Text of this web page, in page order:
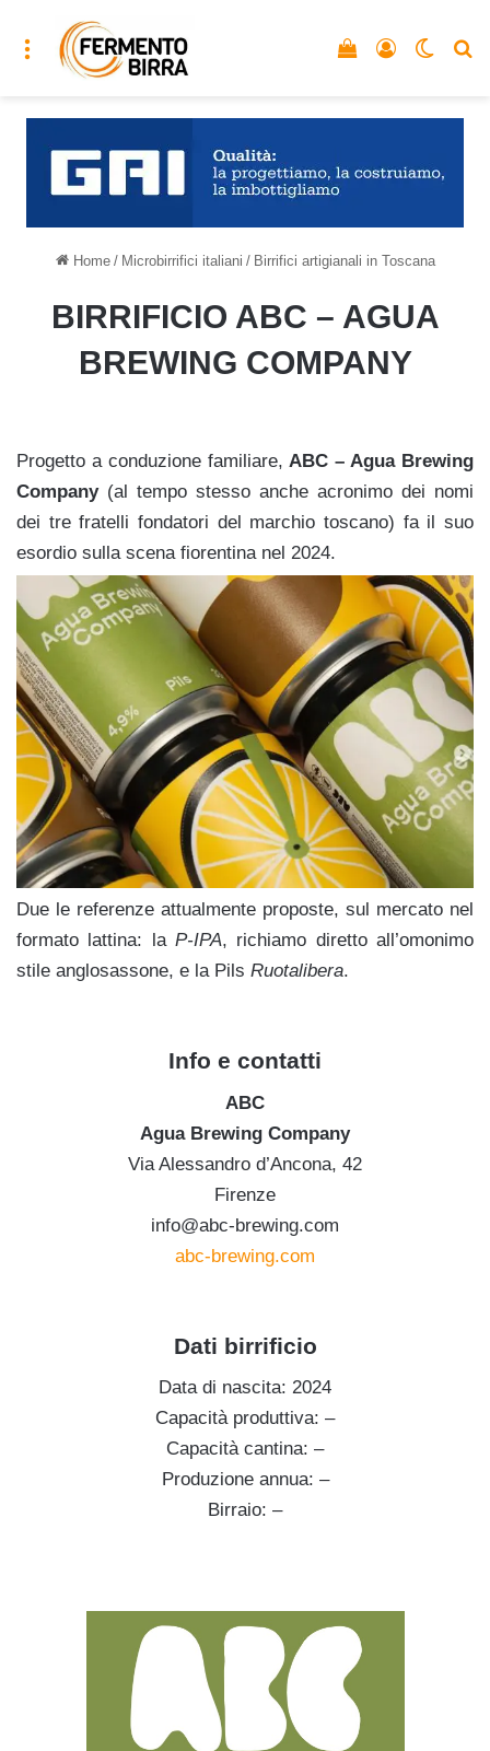
Menu Accedi
Vedi il carrello
Home / Microbirrifici italiani / Birrifici artigianali in Toscana
BIRRIFICIO ABC – AGUA
BREWING COMPANY
Progetto a conduzione familiare,ABC – Agua Brewing
Company(al tempo stesso anche acronimo dei nomi
dei tre fratelli fondatori del marchio toscano) fa il suo
esordio sulla scena fiorentina nel 2024.
Due le referenze attualmente proposte, sul mercato nel
formato lattina: la P-IPA, richiamo diretto all’omonimo
stile anglosassone, e la Pils Ruotalibera.
Info e contatti
ABC
Agua Brewing Company
Via Alessandro d’Ancona, 42
Firenze
info@abc-brewing.com
abc-brewing.com
Dati birrificio
Data di nascita: 2024
Capacità produttiva: –
Capacità cantina: –
Produzione annua: –
Birraio: –